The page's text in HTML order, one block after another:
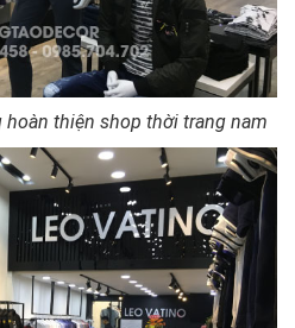
thiện shop thời trang nam